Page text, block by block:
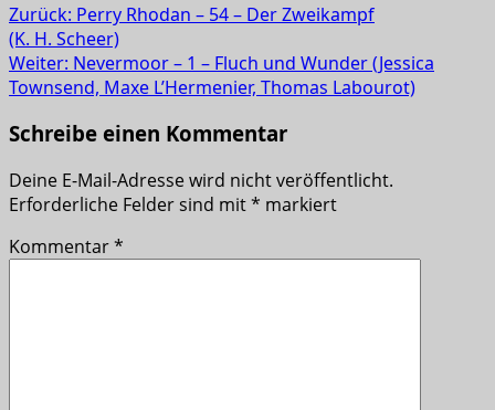
Zurück: Perry Rhodan – 54 – Der Zweikampf
(K. H. Scheer)
Weiter: Nevermoor – 1 – Fluch und Wunder (Jessica
Townsend, Maxe L’Hermenier, Thomas Labourot)
Schreibe einen Kommentar
Deine E-Mail-Adresse wird nicht veröffentlicht.
Erforderliche Felder sind mit* markiert
Kommentar*